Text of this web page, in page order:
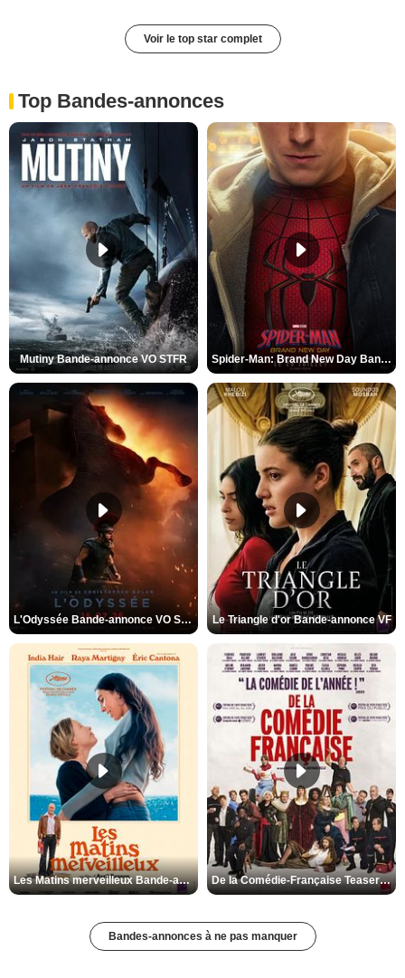
Voir le top star complet
Top Bandes-annonces
Mutiny Bande-annonce VO STFR Spider-Man: Brand New Day Bande-annonce VO STFR
L'Odyssée Bande-annonce VO STFR Le Triangle d'or Bande-annonce VF
Les Matins merveilleux Bande-annonce VF De la Comédie-Française Teaser VF
Bandes-annonces à ne pas manquer